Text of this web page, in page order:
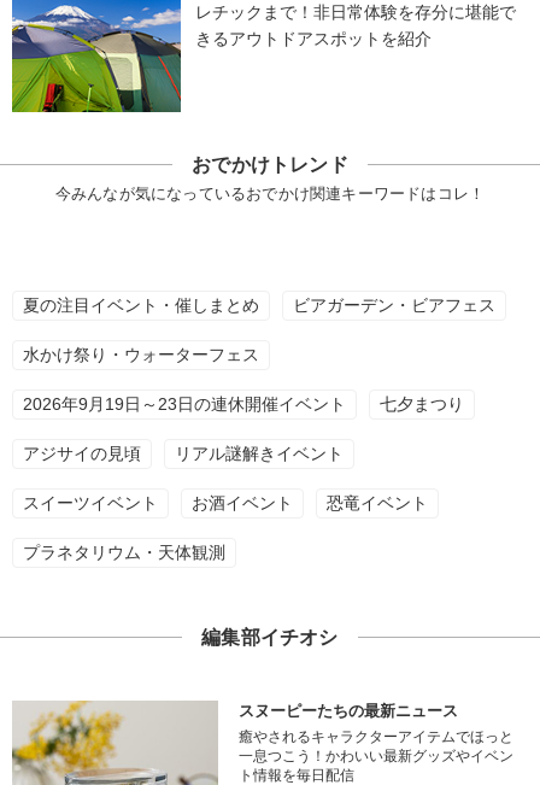
レチックまで！非日常体験を存分に堪能で
きるアウトドアスポットを紹介
おでかけトレンド
今みんなが気になっているおでかけ関連キーワードはコレ！
夏の注目イベント・催しまとめ ビアガーデン・ビアフェス
水かけ祭り・ウォーターフェス
2026年9月19日～23日の連休開催イベント 七夕まつり
アジサイの見頃 リアル謎解きイベント
スイーツイベント お酒イベント 恐竜イベント
プラネタリウム・天体観測
編集部イチオシ
スヌーピーたちの最新ニュース
癒やされるキャラクターアイテムでほっと
一息つこう！かわいい最新グッズやイベン
ト情報を毎日配信